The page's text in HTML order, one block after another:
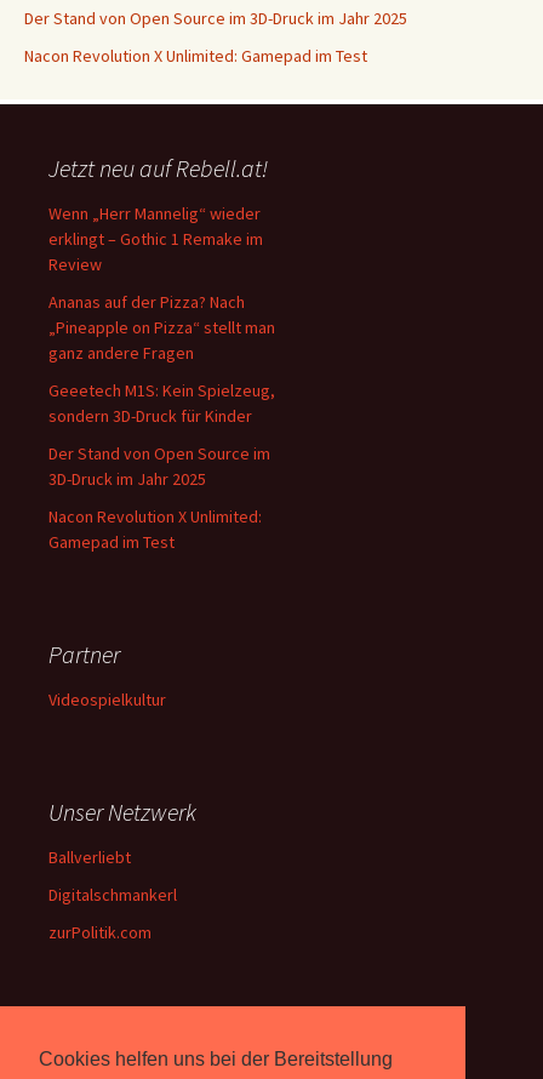
Cookies helfen uns bei der Bereitstellung
Der Stand von Open Source im 3D-Druck im Jahr 2025
Nacon Revolution X Unlimited: Gamepad im Test
Jetzt neu auf Rebell.at!
Wenn „Herr Mannelig“ wieder
erklingt – Gothic 1 Remake im
Review
Ananas auf der Pizza? Nach
„Pineapple on Pizza“ stellt man
ganz andere Fragen
Geeetech M1S: Kein Spielzeug,
sondern 3D-Druck für Kinder
Der Stand von Open Source im
3D-Druck im Jahr 2025
Nacon Revolution X Unlimited:
Gamepad im Test
Partner
Videospielkultur
Unser Netzwerk
Ballverliebt
Digitalschmankerl
zurPolitik.com
Über Uns